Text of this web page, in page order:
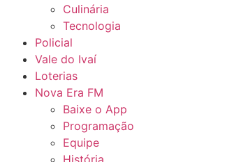
Culinária
Tecnologia
Policial
Vale do Ivaí
Loterias
Nova Era FM
Baixe o App
Programação
Equipe
História